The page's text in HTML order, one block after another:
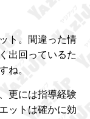
ト。間違った情
出回っているた
ね。
更には指導経験
ットは確かに効